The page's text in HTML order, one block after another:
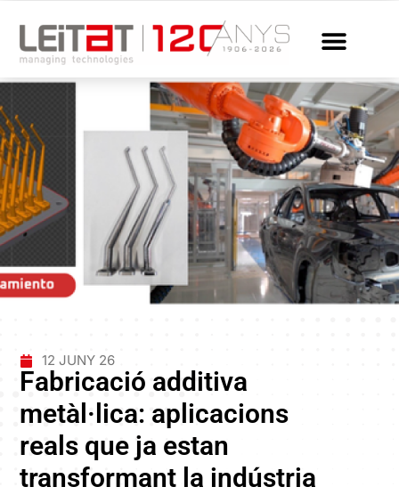
12 JUNY 26
Fabricació additiva
metàl·lica: aplicacions
reals que ja estan
transformant la indústria